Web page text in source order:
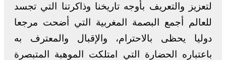
لتعزيز والتعريف بأوجه تاريخنا وذاكرتنا التي تجسد
للعالم أجمع البصمة المغربية التي أضحت مرجعا
دوليا يحظى بالاحترام، والإقبال والمعترف به
باعتباره الحضارة التي امتلكت الموهبة المتبصرة